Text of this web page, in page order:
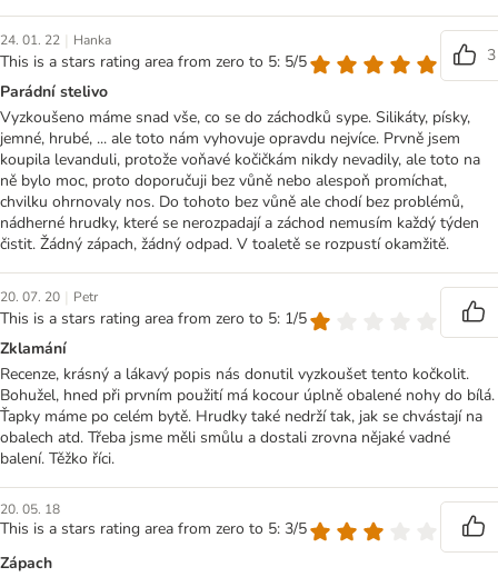
24. 01. 22 | Hanka
This is a stars rating area from zero to 5: 5/5
3
Parádní stelivo
Vyzkoušeno máme snad vše, co se do záchodků sype. Silikáty, písky,
jemné, hrubé, ... ale toto nám vyhovuje opravdu nejvíce. Prvně jsem
koupila levanduli, protože voňavé kočičkám nikdy nevadily, ale toto na
ně bylo moc, proto doporučuji bez vůně nebo alespoň promíchat,
chvilku ohrnovaly nos. Do tohoto bez vůně ale chodí bez problémů,
nádherné hrudky, které se nerozpadají a záchod nemusím každý týden
čistit. Žádný zápach, žádný odpad. V toaletě se rozpustí okamžitě.
20. 07. 20 | Petr
This is a stars rating area from zero to 5: 1/5
Zklamání
Recenze, krásný a lákavý popis nás donutil vyzkoušet tento kočkolit.
Bohužel, hned při prvním použití má kocour úplně obalené nohy do bílá.
Ťapky máme po celém bytě. Hrudky také nedrží tak, jak se chvástají na
obalech atd. Třeba jsme měli smůlu a dostali zrovna nějaké vadné
balení. Těžko říci.
20. 05. 18
This is a stars rating area from zero to 5: 3/5
Zápach